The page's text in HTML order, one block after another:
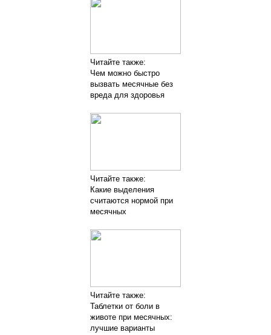
Читайте также:
Чем можно быстро
вызвать месячные без
вреда для здоровья
Читайте также:
Какие выделения
считаются нормой при
месячных
Читайте также:
Таблетки от боли в
животе при месячных:
лучшие варианты